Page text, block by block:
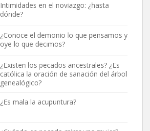
Intimidades en el noviazgo: ¿hasta
dónde?
¿Conoce el demonio lo que pensamos y
oye lo que decimos?
¿Existen los pecados ancestrales? ¿Es
católica la oración de sanación del árbol
genealógico?
¿Es mala la acupuntura?